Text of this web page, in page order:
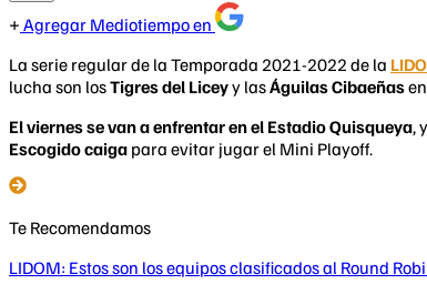
Agregar Mediotiempo en
La serie regular de la Temporada 2021-2022 de la
lucha son losTigres del Liceyy lasÁguilas Cibaeñas
El viernes se van a enfrentar en el Estadio Quisqueya,
Escogidocaiga para evitar jugar el Mini Playoff.
Te Recomendamos
LIDOM: Estos son los equipos clasificados al Round